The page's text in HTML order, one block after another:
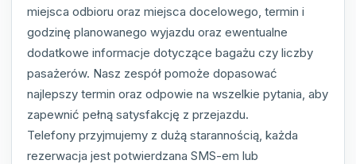
miejsca odbioru oraz miejsca docelowego, termin i
godzinę planowanego wyjazdu oraz ewentualne
dodatkowe informacje dotyczące bagażu czy liczby
pasażerów. Nasz zespół pomoże dopasować
najlepszy termin oraz odpowie na wszelkie pytania, aby
zapewnić pełną satysfakcję z przejazdu.
Telefony przyjmujemy z dużą starannością, każda
rezerwacja jest potwierdzana SMS-em lub